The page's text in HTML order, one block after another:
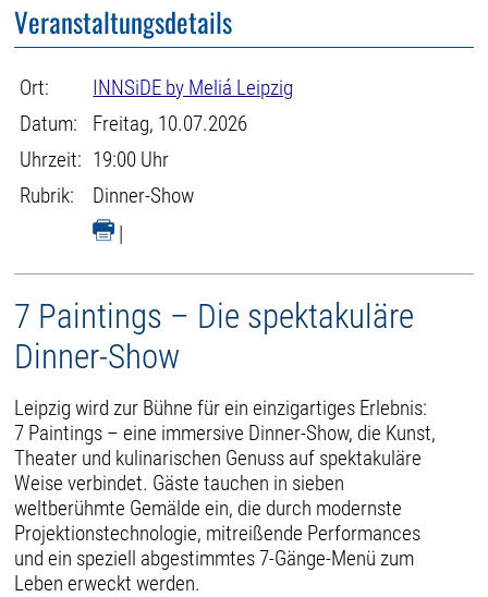
Veranstaltungsdetails
Ort:
INNSiDE by Meliá Leipzig
Datum:
Freitag, 10.07.2026
Uhrzeit: 19:00 Uhr
Rubrik:
Dinner-Show
|
7 Paintings – Die spektakuläre
Dinner-Show
Leipzig wird zur Bühne für ein einzigartiges Erlebnis:
7 Paintings – eine immersive Dinner-Show, die Kunst,
Theater und kulinarischen Genuss auf spektakuläre
Weise verbindet. Gäste tauchen in sieben
weltberühmte Gemälde ein, die durch modernste
Projektionstechnologie, mitreißende Performances
und ein speziell abgestimmtes 7-Gänge-Menü zum
Leben erweckt werden.